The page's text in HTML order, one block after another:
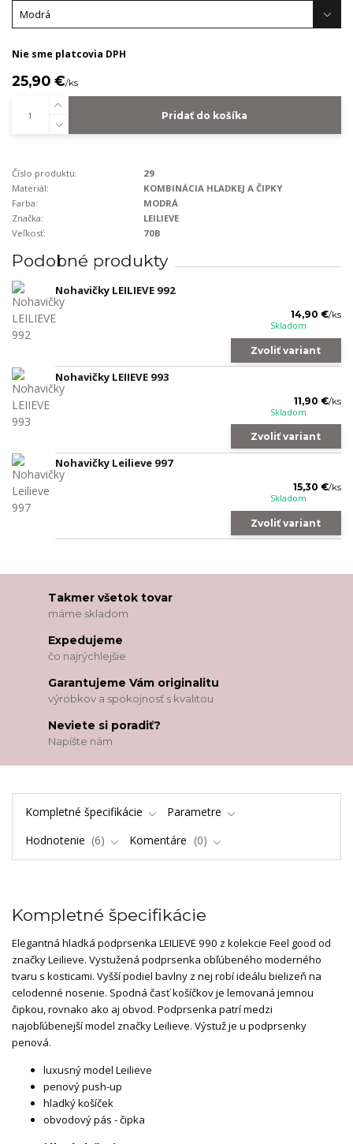
Nie sme platcovia DPH
25,90 €/ks
Pridať do košíka
Číslo produktu:
29
Materiál:
KOMBINÁCIA HLADKEJ A ČIPKY
Farba:
MODRÁ
Značka:
LEILIEVE
Veľkosť:
70B
Podobné produkty
Nohavičky LEILIEVE 992
14,90 €/ks
Skladom
Zvoliť variant
Nohavičky LEIIEVE 993
11,90 €/ks
Skladom
Zvoliť variant
Nohavičky Leilieve 997
15,30 €/ks
Skladom
Zvoliť variant
Takmer všetok tovar
máme skladom
Expedujeme
čo najrýchlejšie
Garantujeme Vám originalitu
výrobkov a spokojnosť s kvalitou
Neviete si poradiť?
Napíšte nám
Kompletné špecifikácie
Parametre
Hodnotenie
6 Komentáre 0
Kompletné špecifikácie
Elegantná hladká podprsenka LEILIEVE 990 z kolekcie Feel good od
značky Leilieve. Vystužená podprsenka obľúbeného moderného
tvaru s kosticami. Vyšší podiel bavlny z nej robí ideálu bielizeň na
celodenné nosenie. Spodná časť košíčkov je lemovaná jemnou
čipkou, rovnako ako aj obvod. Podprsenka patrí medzi
najobľúbenejší model značky Leilieve. Výstuž je u podprsenky
penová.
luxusný model Leilieve
penový push-up
hladký košíček
obvodový pás - čipka